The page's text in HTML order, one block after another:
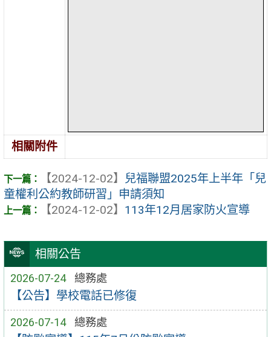
相關公告
2026-07-24 總務處
【公告】學校電話已修復
2026-07-14 總務處
相關附件
【2024-12-02】 兒福聯盟2025年上半年「兒
童權利公約教師研習」申請須知
【2024-12-02】 113年12月居家防火宣導